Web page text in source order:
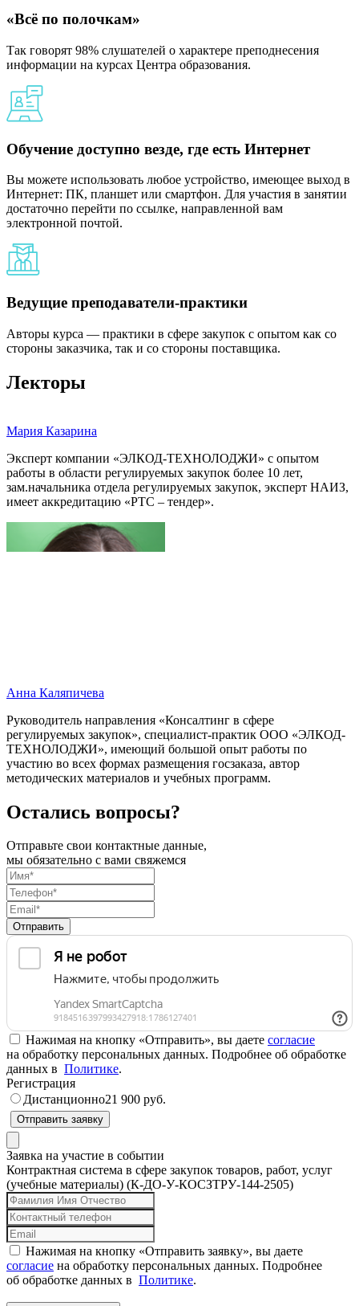
«Всё по полочкам»
Так говорят 98% слушателей о характере преподнесения
информации на курсах Центра образования.
Обучение доступно везде, где есть Интернет
Вы можете использовать любое устройство, имеющее выход в
Интернет: ПК, планшет или смартфон. Для участия в занятии
достаточно перейти по ссылке, направленной вам
электронной почтой.
Ведущие преподаватели-практики
Авторы курса — практики в сфере закупок с опытом как со
стороны заказчика, так и со стороны поставщика.
Лекторы
Мария Казарина
Эксперт компании «ЭЛКОД-ТЕХНОЛОДЖИ» с опытом
работы в области регулируемых закупок более 10 лет,
зам.начальника отдела регулируемых закупок, эксперт НАИЗ,
имеет аккредитацию «РТС – тендер».
Анна Каляпичева
Руководитель направления «Консалтинг в сфере
регулируемых закупок», специалист-практик ООО «ЭЛКОД-
ТЕХНОЛОДЖИ», имеющий большой опыт работы по
участию во всех формах размещения госзаказа, автор
методических материалов и учебных программ.
Остались вопросы?
Отправьте свои контактные данные,
мы обязательно с вами свяжемся
Отправить
Нажимая на кнопку «Отправить», вы даете согласие
на обработку персональных данных. Подробнее об обработке
данных в Политике.
Регистрация
Дистанционно21 900 руб.
Отправить заявку
Заявка на участие в событии
Контрактная система в сфере закупок товаров, работ, услуг
(учебные материалы) (К-ДО-У-КОСЗТРУ-144-2505)
Нажимая на кнопку «Отправить заявку», вы даете
согласие на обработку персональных данных. Подробнее
об обработке данных в Политике.